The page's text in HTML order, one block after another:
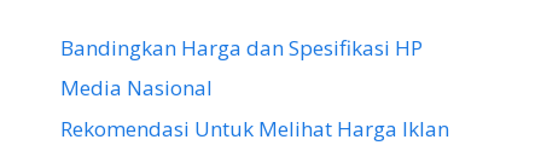
Bandingkan Harga dan Spesifikasi HP
Media Nasional
Rekomendasi Untuk Melihat Harga Iklan